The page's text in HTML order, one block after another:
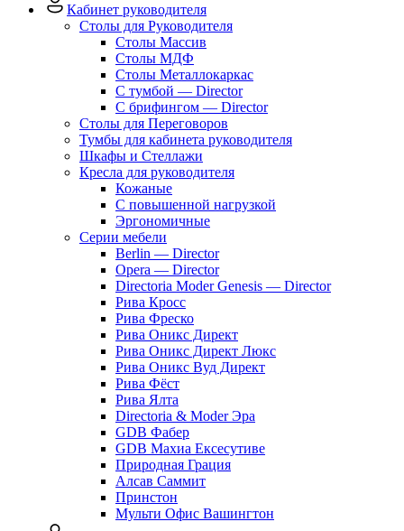
Кабинет руководителя
Столы для Руководителя
Столы Массив
Столы МДФ
Столы Металлокаркас
С тумбой — Director
C брифингом — Director
Столы для Переговоров
Тумбы для кабинета руководителя
Шкафы и Стеллажи
Кресла для руководителя
Кожаные
С повышенной нагрузкой
Эргономичные
Серии мебели
Berlin — Director
Opera — Director
Directoria Moder Genesis — Director
Рива Кросс
Рива Фреско
Рива Оникс Директ
Рива Оникс Директ Люкс
Рива Оникс Вуд Директ
Рива Фёст
Рива Ялта
Directoria & Moder Эра
GDB Фабер
GDB Махиа Ексесутиве
Природная Грация
Алсав Саммит
Принстон
Мульти Офис Вашингтон